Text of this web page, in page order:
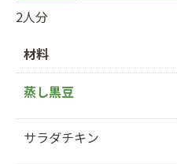
2人分
材料
蒸し黒豆
サラダチキン